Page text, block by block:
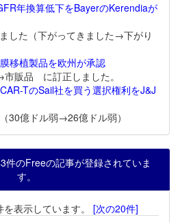
年換算低下をBayerのKerendiaが
した（下がってきました→下がり
移植製品を欧州が承認
販品 に訂正しました。
TのSail社を買う選択権利をJ&J
30億ドル弱→26億ドル弱）
件のFreeの記事が登録されていま
す。
表示しています。 [次の20件]